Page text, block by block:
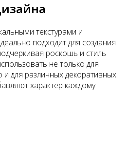
текстурами и
подходит для создания
роскошь и стиль
не только для
и для различных декоративных
характер каждому